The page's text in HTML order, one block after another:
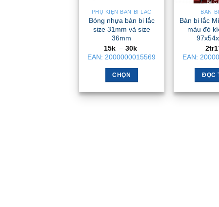
PHỤ KIỆN BÀN BI LẮC
Bóng nhựa bàn bi lắc
size 31mm và size
36mm
15k – 30k
giá:
từ
EAN: 2000000015569
CHỌN
phẩm
BÀN
Bàn bi lắc
màu đỏ
EAN:
ĐỌC